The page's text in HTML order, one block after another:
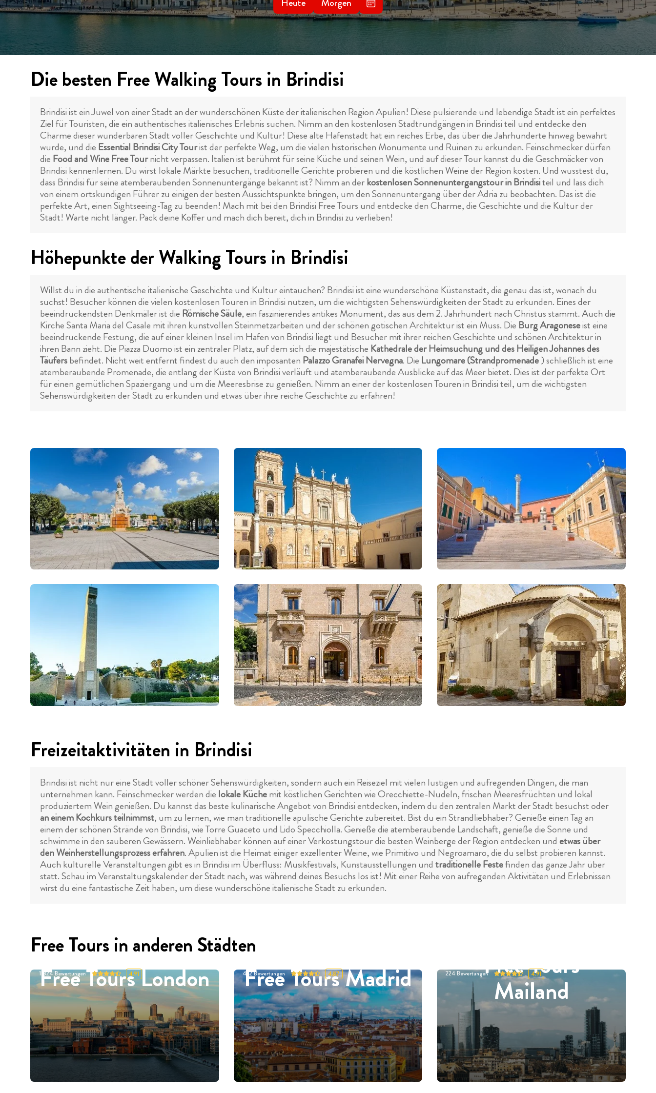
Die besten Free Walking Tours in Brindisi
Brindisi ist ein Juwel von einer Stadt an der wunderschönen Küste der italienischen Region Apulien! Diese pulsierende und lebendige Stadt ist ein perfektes
Ziel für Touristen, die ein authentisches italienisches Erlebnis suchen. Nimm an den kostenlosen Stadtrundgängen in Brindisi teil und entdecke den
Charme dieser wunderbaren Stadt voller Geschichte und Kultur! Diese alte Hafenstadt hat ein reiches Erbe, das über die Jahrhunderte hinweg bewahrt
wurde, und die Essential Brindisi City Tourist der perfekte Weg, um die vielen historischen Monumente und Ruinen zu erkunden. Feinschmecker dürfen
die Food and Wine Free Tournicht verpassen. Italien ist berühmt für seine Küche und seinen Wein, und auf dieser Tour kannst du die Geschmäcker von
Brindisi kennenlernen. Du wirst lokale Märkte besuchen, traditionelle Gerichte probieren und die köstlichen Weine der Region kosten. Und wusstest du,
dass Brindisi für seine atemberaubenden Sonnenuntergänge bekannt ist? Nimm an derkostenlosen Sonnenuntergangstour in Brindisiteil und lass dich
von einem ortskundigen Führer zu einigen der besten Aussichtspunkte bringen, um den Sonnenuntergang über der Adria zu beobachten. Das ist die
perfekte Art, einen Sightseeing-Tag zu beenden! Mach mit bei den Brindisi Free Tours und entdecke den Charme, die Geschichte und die Kultur der
Stadt! Warte nicht länger. Pack deine Koffer und mach dich bereit, dich in Brindisi zu verlieben!
Höhepunkte der Walking Tours in Brindisi
Willst du in die authentische italienische Geschichte und Kultur eintauchen? Brindisi ist eine wunderschöne Küstenstadt, die genau das ist, wonach du
suchst! Besucher können die vielen kostenlosen Touren in Brindisi nutzen, um die wichtigsten Sehenswürdigkeiten der Stadt zu erkunden. Eines der
beeindruckendsten Denkmäler ist die Römische Säule, ein faszinierendes antikes Monument, das aus dem 2. Jahrhundert nach Christus stammt. Auch die
Kirche Santa Maria del Casale mit ihren kunstvollen Steinmetzarbeiten und der schönen gotischen Architektur ist ein Muss. Die Burg Aragoneseist eine
beeindruckende Festung, die auf einer kleinen Insel im Hafen von Brindisi liegt und Besucher mit ihrer reichen Geschichte und schönen Architektur in
ihren Bann zieht. Die Piazza Duomo ist ein zentraler Platz, auf dem sich die majestätische Kathedrale der Heimsuchung und des Heiligen Johannes des
Täufersbefindet. Nicht weit entfernt findest du auch den imposanten Palazzo Granafei Nervegna. Die Lungomare (Strandpromenade) schließlich ist eine
atemberaubende Promenade, die entlang der Küste von Brindisi verläuft und atemberaubende Ausblicke auf das Meer bietet. Dies ist der perfekte Ort
für einen gemütlichen Spaziergang und um die Meeresbrise zu genießen. Nimm an einer der kostenlosen Touren in Brindisi teil, um die wichtigsten
Sehenswürdigkeiten der Stadt zu erkunden und etwas über ihre reiche Geschichte zu erfahren!
Freizeitaktivitäten in Brindisi
Brindisi ist nicht nur eine Stadt voller schöner Sehenswürdigkeiten, sondern auch ein Reiseziel mit vielen lustigen und aufregenden Dingen, die man
unternehmen kann. Feinschmecker werden die lokale Küchemit köstlichen Gerichten wie Orecchiette-Nudeln, frischen Meeresfrüchten und lokal
produziertem Wein genießen. Du kannst das beste kulinarische Angebot von Brindisi entdecken, indem du den zentralen Markt der Stadt besuchst oder
an einem Kochkurs teilnimmst, um zu lernen, wie man traditionelle apulische Gerichte zubereitet. Bist du ein Strandliebhaber? Genieße einen Tag an
einem der schönen Strände von Brindisi, wie Torre Guaceto und Lido Specchiolla. Genieße die atemberaubende Landschaft, genieße die Sonne und
schwimme in den sauberen Gewässern. Weinliebhaber können auf einer Verkostungstour die besten Weinberge der Region entdecken und etwas über
den Weinherstellungsprozess erfahren. Apulien ist die Heimat einiger exzellenter Weine, wie Primitivo und Negroamaro, die du selbst probieren kannst.
Auch kulturelle Veranstaltungen gibt es in Brindisi im Überfluss: Musikfestivals, Kunstausstellungen und traditionelle Festefinden das ganze Jahr über
statt. Schau im Veranstaltungskalender der Stadt nach, was während deines Besuchs los ist! Mit einer Reihe von aufregenden Aktivitäten und Erlebnissen
wirst du eine fantastische Zeit haben, um diese wunderschöne italienische Stadt zu erkunden.
Free Tours in anderen Städten
Free Tours London
11324Bewertungen 4.91 Free Tours Madrid
452Bewertungen 4.87 Free Tours
Mailand
224 Bewertungen 4.91